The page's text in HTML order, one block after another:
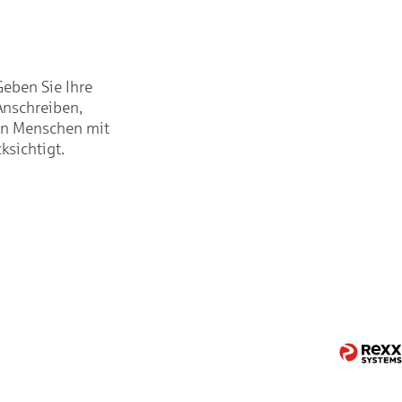
Sie Ihre
Menschen mit